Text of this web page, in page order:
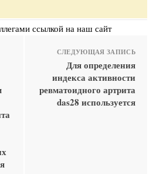
ссылкой на наш сайт
СЛЕДУЮЩАЯ ЗАПИСЬ
Для определения
индекса активности
ревматоидного артрита
das28 используется